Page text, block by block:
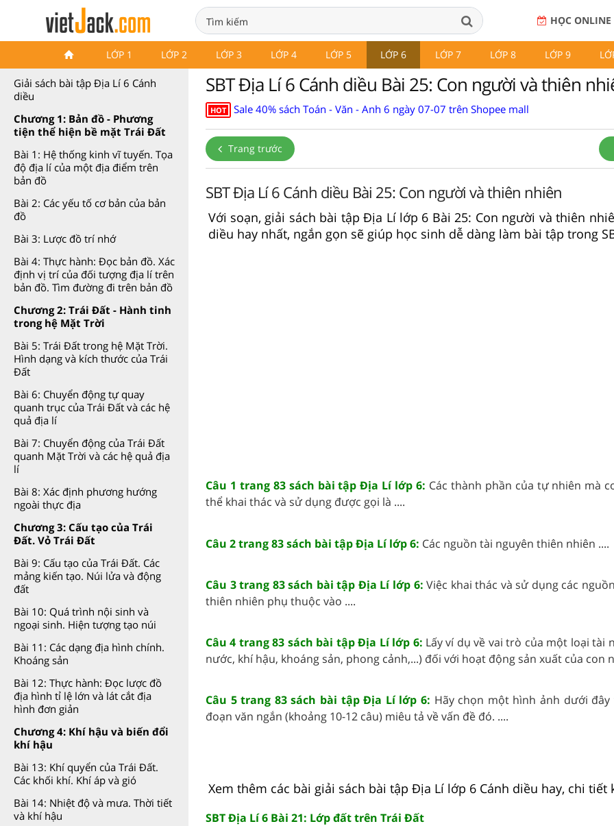
HỌC ONLINE
LỚP 1 LỚP 2 LỚP 3 LỚP 4 LỚP 5 LỚP 6 LỚP 7 LỚP 8 LỚP 9
Giải Sách bài tập Toán 6 Cánh
Giải sách bài tập Địa Lí 6 Cánh
diều
Chương 1: Bản đồ - Phương
tiện thể hiện bề mặt Trái Đất
Bài 1: Hệ thống kinh vĩ tuyến. Tọa
độ địa lí của một địa điểm trên
bản đồ
Bài 2: Các yếu tố cơ bản của bản
đồ
Bài 3: Lược đồ trí nhớ
Bài 4: Thực hành: Đọc bản đồ. Xác
định vị trí của đối tượng địa lí trên
bản đồ. Tìm đường đi trên bản đồ
Chương 2: Trái Đất - Hành tinh
trong hệ Mặt Trời
Bài 5: Trái Đất trong hệ Mặt Trời.
Hình dạng và kích thước của Trái
Đất
Bài 6: Chuyển động tự quay
quanh trục của Trái Đất và các hệ
quả địa lí
Bài 7: Chuyển động của Trái Đất
quanh Mặt Trời và các hệ quả địa
lí
Bài 8: Xác định phương hướng
ngoài thực địa
Chương 3: Cấu tạo của Trái
Đất. Vỏ Trái Đất
Bài 9: Cấu tạo của Trái Đất. Các
mảng kiến tạo. Núi lửa và động
đất
Bài 10: Quá trình nội sinh và
ngoại sinh. Hiện tượng tạo núi
Bài 11: Các dạng địa hình chính.
Khoáng sản
Bài 12: Thực hành: Đọc lược đồ
địa hình tỉ lệ lớn và lát cắt địa
hình đơn giản
Chương 4: Khí hậu và biến đổi
khí hậu
Bài 13: Khí quyển của Trái Đất.
Các khối khí. Khí áp và gió
Bài 14: Nhiệt độ và mưa. Thời tiết
và khí hậu
SBT Địa Lí 6 Cánh diều Bài 25: Con người và thiên
HOT Sale 40% sách Toán - Văn - Anh 6 ngày 07-07 trên Shopee mall
Trang trước
SBT Địa Lí 6 Cánh diều Bài 25: Con người và thiên nhiên
Với soạn, giải sách bài tập Địa Lí lớp 6 Bài 25: Con người và thiên
diều hay nhất, ngắn gọn sẽ giúp học sinh dễ dàng làm bài tập trong
Câu 1 trang 83 sách bài tập Địa Lí lớp 6: Các thành phần của tự nhiên mà
thể khai thác và sử dụng được gọi là ....
Câu 2 trang 83 sách bài tập Địa Lí lớp 6: Các nguồn tài nguyên thiên nhiên ....
Câu 3 trang 83 sách bài tập Địa Lí lớp 6:Việc khai thác và sử dụng các
thiên nhiên phụ thuộc vào ....
Câu 4 trang 83 sách bài tập Địa Lí lớp 6: Lấy ví dụ về vai trò của một loại tài
nước, khí hậu, khoáng sản, phong cảnh,...) đối với hoạt động sản xuất của con
Câu 5 trang 83 sách bài tập Địa Lí lớp 6: Hãy chọn một hình ảnh dưới
đoạn văn ngắn (khoảng 10-12 câu) miêu tả về vấn đề đó. ....
Xem thêm các bài giải sách bài tập Địa Lí lớp 6 Cánh diều hay, chi tiết
SBT Địa Lí 6 Bài 21: Lớp đất trên Trái Đất